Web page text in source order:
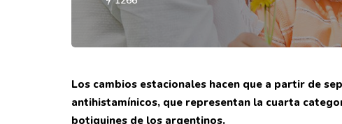
Los cambios estacionales hacen que a partir de
antihistamínicos, que representan la cuarta
botiquines de los argentinos.